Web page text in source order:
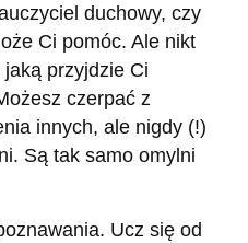
duchowy, czy
Ci pomóc. Ale nikt
przyjdzie Ci
czerpać z
innych, ale nigdy (!)
Są tak samo omylni
Ucz się od